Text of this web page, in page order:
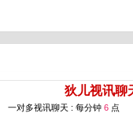
狄儿视讯聊
一对多视讯聊天 : 每分钟 6 点